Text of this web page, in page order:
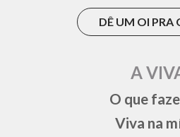
DÊ UM OI PRA
A
O que
Viva na